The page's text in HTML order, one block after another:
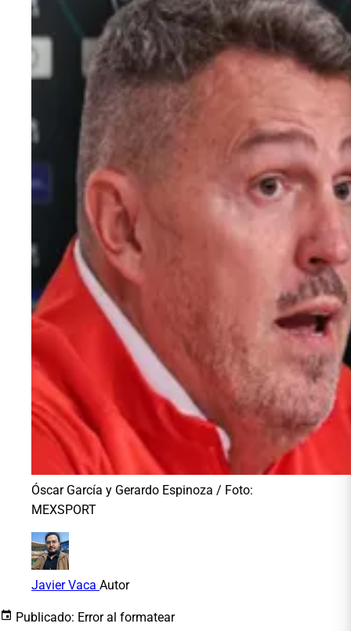
Óscar García y Gerardo Espinoza / Foto:
MEXSPORT
Javier Vaca Autor
Publicado: Error al formatear